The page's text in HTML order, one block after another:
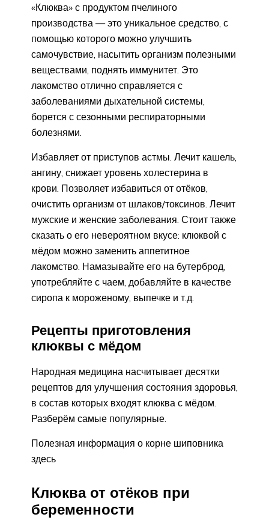
«Клюква» с продуктом пчелиного
производства — это уникальное средство, с
помощью которого можно улучшить
самочувствие, насытить организм полезными
веществами, поднять иммунитет. Это
лакомство отлично справляется с
заболеваниями дыхательной системы,
борется с сезонными респираторными
болезнями.
Избавляет от приступов астмы. Лечит кашель,
ангину, снижает уровень холестерина в
крови. Позволяет избавиться от отёков,
очистить организм от шлаков/токсинов. Лечит
мужские и женские заболевания. Стоит также
сказать о его невероятном вкусе: клюквой с
мёдом можно заменить аппетитное
лакомство. Намазывайте его на бутерброд,
употребляйте с чаем, добавляйте в качестве
сиропа к мороженому, выпечке и т.д.
Рецепты приготовления
клюквы с мёдом
Народная медицина насчитывает десятки
рецептов для улучшения состояния здоровья,
в состав которых входят клюква с мёдом.
Разберём самые популярные.
Полезная информация о корне шиповника
здесь
Клюква от отёков при
беременности